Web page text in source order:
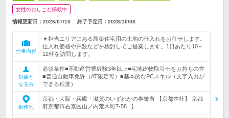
女性のおしごと掲載中
情報更新日：2026/07/10 終了予定日： 2026/10/08
仕事内容
▼担当エリアにある新築住宅用の土地の仕入れをお任せします。
仕入れ価格や戸数などを検討してご提案します。1日あたり10～
12件を訪問します。
対象と
なる方
必須条件■不動産営業経験3年以上■宅地建物取引士をお持ちの方
■普通自動車免許（AT限定可）■基本的なPCスキル（文字入力が
できる程度）
勤務地
京都・大阪・兵庫・滋賀のいずれかの事業所 【京都本社】 京都
府京都市右京区山ノ内荒木町7-58 【…